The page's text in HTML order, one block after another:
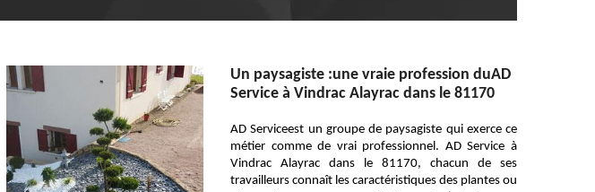
Un paysagiste :une vraie profession duAD
Service à Vindrac Alayrac dans le 81170
AD Serviceest un groupe de paysagiste qui exerce ce
métier comme de vrai professionnel. AD Service à
Vindrac Alayrac dans le 81170, chacun de ses
travailleurs connaît les caractéristiques des plantes ou